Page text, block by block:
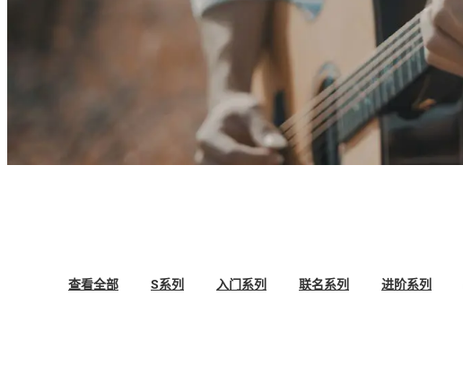
查看全部 S系列 入门系列 联名系列 进阶系列